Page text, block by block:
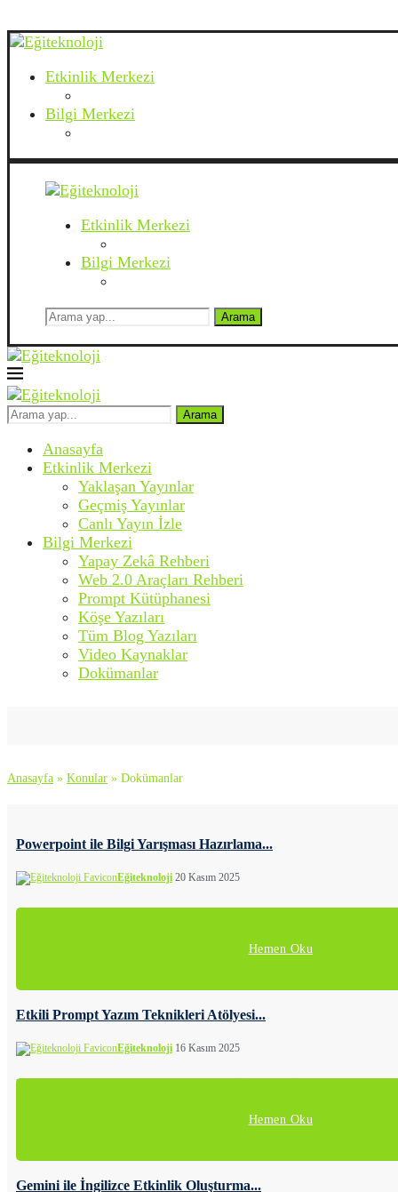
Etkinlik Merkezi
Bilgi Merkezi
Etkinlik Merkezi
Bilgi Merkezi
Arama
Arama
Anasayfa
Etkinlik Merkezi
Yaklaşan Yayınlar
Geçmiş Yayınlar
Canlı Yayın İzle
Bilgi Merkezi
Yapay Zekâ Rehberi
Web 2.0 Araçları Rehberi
Prompt Kütüphanesi
Köşe Yazıları
Tüm Blog Yazıları
Video Kaynaklar
Dokümanlar
Anasayfa » Konular » Dokümanlar
Powerpoint ile Bilgi Yarışması Hazırlama...
Eğiteknoloji 20 Kasım 2025
Bilgi yarışmaları okullarda yapılan keyifli ve etkinliklerden
Hemen Oku
Etkili Prompt Yazım Teknikleri Atölyesi...
Eğiteknoloji 16 Kasım 2025
3. ESEP Kongresi’nde yapmış olduğumuz Eğitimde Yapay
Hemen Oku
Gemini ile İngilizce Etkinlik Oluşturma...